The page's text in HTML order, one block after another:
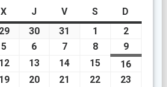
X miércoles
Jjueves
Vviernes
Ssábado
D
29julio
2026
30julio
2026
31
2026
1
agosto
1,
2026
2agosto
2,
2026
5 agosto
5,
2026
6 agosto
6,
2026
7agosto
7,
2026
8agosto
8,
2026
9agosto
9,
2026
12agosto
12,
13agosto
13,
14 agosto
15 agosto
16
19agosto
20agosto
21 agosto
22 agosto
23